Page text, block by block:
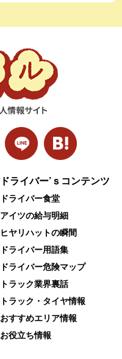
ドライバー’ｓコンテンツ
ドライバー食堂
アイツの給与明細
ヒヤリハットの瞬間
ドライバー用語集
ドライバー危険マップ
トラック業界裏話
トラック・タイヤ情報
おすすめエリア情報
お役立ち情報